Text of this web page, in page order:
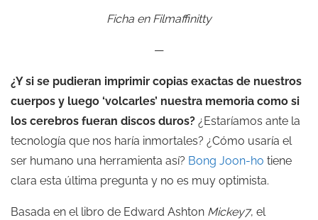
Ficha en Filmaffinitty
—
¿Y si se pudieran imprimir copias exactas de nuestros
cuerpos y luego ‘volcarles’ nuestra memoria como si
los cerebros fueran discos duros? ¿Estaríamos ante la
tecnología que nos haría inmortales? ¿Cómo usaría el
ser humano una herramienta así? Bong Joon-ho tiene
clara esta última pregunta y no es muy optimista.
Basada en el libro de Edward Ashton Mickey7, el